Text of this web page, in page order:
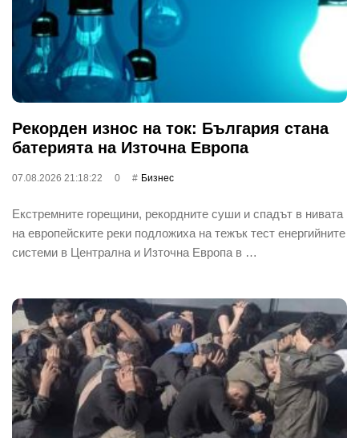
Рекорден износ на ток: България стана
батерията на Източна Европа
07.08.2026 21:18:22 0 Бизнес
Екстремните горещини, рекордните суши и спадът в нивата
на европейските реки подложиха на тежък тест енергийните
системи в Централна и Източна Европа в …